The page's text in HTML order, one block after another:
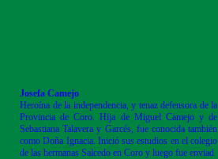
Josefa Camejo
Heroína de la independencia, y tenaz defensora de la
Provincia de Coro. Hija de Miguel Camejo y de
Sebastiana Talavera y Garcés, fue conocida también
como Doña Ignacia. Inició sus estudios en el colegio
de las hermanas Salcedo en Coro y luego fue enviad